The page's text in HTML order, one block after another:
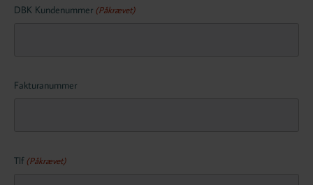
DBK Kundenummer (Påkrævet)
Fakturanummer
Tlf (Påkrævet)